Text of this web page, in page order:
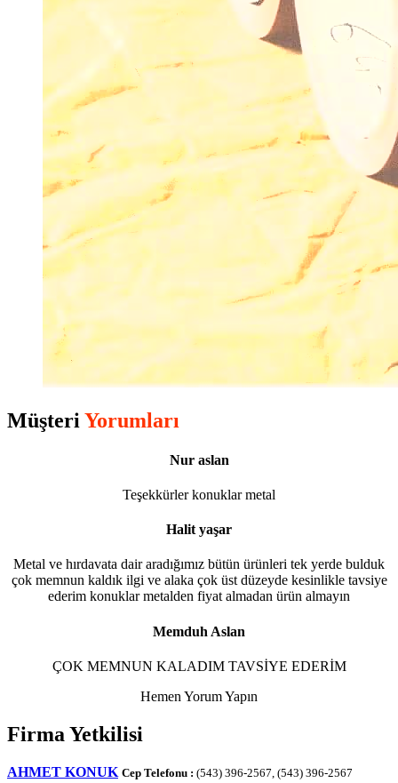
MüşteriYorumları
Nur aslan
Teşekkürler konuklar metal
Halit yaşar
Metal ve hırdavata dair aradığımız bütün ürünleri tek yerde bulduk
çok memnun kaldık ilgi ve alaka çok üst düzeyde kesinlikle tavsiye
ederim konuklar metalden fiyat almadan ürün almayın
Memduh Aslan
ÇOK MEMNUN KALADIM TAVSİYE EDERİM
Hemen Yorum Yapın
Firma Yetkilisi
AHMET KONUK Cep Telefonu : (543) 396-2567, (543) 396-2567